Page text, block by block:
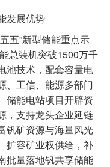
发展优势
五”新型储能重点示
总装机突破1500万千
池技术，配套容量电
、工信、能源多部门
储能电站项目开辟资
，支持龙头企业延链
钒矿资源与海量风光
扩容矿业权供给，补
批量落地钒共享储能